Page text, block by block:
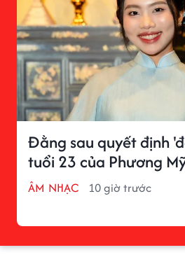
Đằng sau quyết định
tuổi 23 của Phương
ÂM NHẠC 10 giờ trước